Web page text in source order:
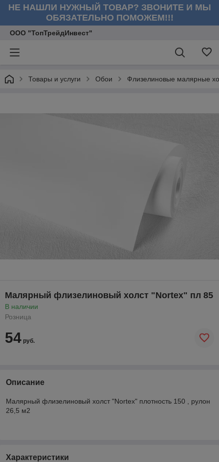
НЕ НАШЛИ НУЖНЫЙ ТОВАР? ЗВОНИТЕ И МЫ
ОБЯЗАТЕЛЬНО ПОМОЖЕМ!!!
ООО "ТопТрейдИнвест"
Товары и услуги Обои Флизелиновые малярные
Малярный флизелиновый холст "Nortex" пл 85
В наличии
Розница
54 руб.
Описание
Малярный флизелиновый холст "Nortex" плотность 150 , рулон
26,5 м2
Характеристики